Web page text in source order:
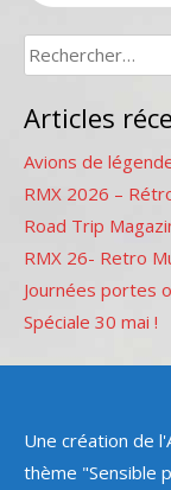
Rechercher :
Articles
Avions de
RMX 2026 –
Road Trip
RMX 26- Retro
Journées portes
Spéciale 30 mai !
Une création de
thème "Sensible